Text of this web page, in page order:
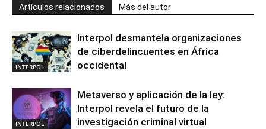
Artículos relacionados Más del autor
INTERPOL
Interpol desmantela organizaciones
de ciberdelincuentes en África
occidental
INTERPOL
Metaverso y aplicación de la ley:
Interpol revela el futuro de la
investigación criminal virtual